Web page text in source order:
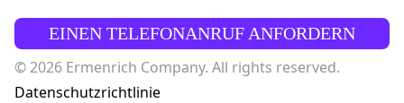
EINEN TELEFONANRUF ANFORDERN
© 2026 Ermenrich Company. All rights reserved.
Datenschutzrichtlinie